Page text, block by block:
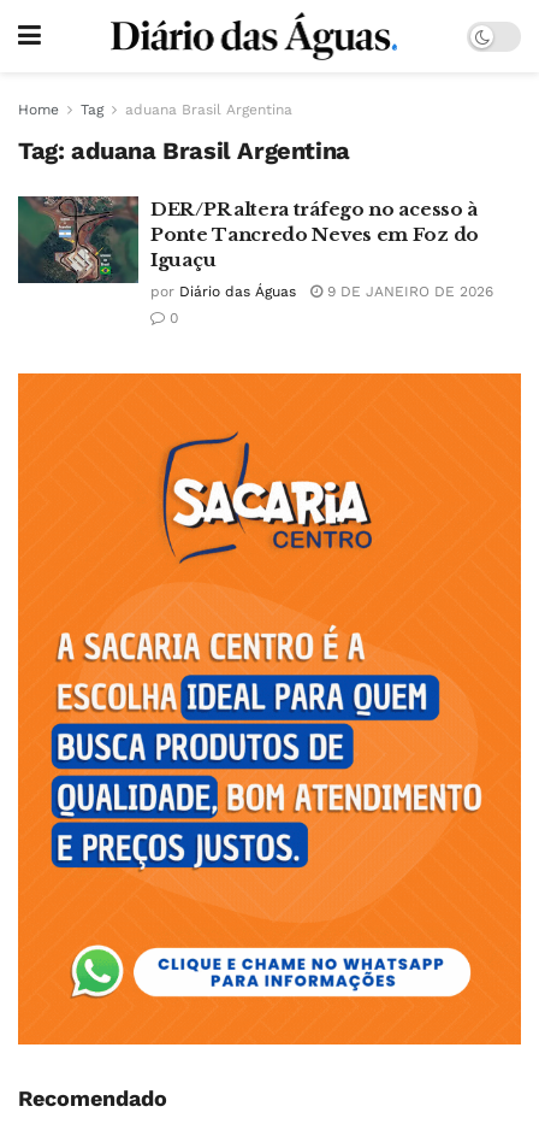
Home Tag aduana Brasil Argentina
Tag: aduana Brasil Argentina
DER/PR altera tráfego no acesso à
Ponte Tancredo Neves em Foz do
Iguaçu
por Diário das Águas
9 DE JANEIRO DE 2026
0
Recomendado